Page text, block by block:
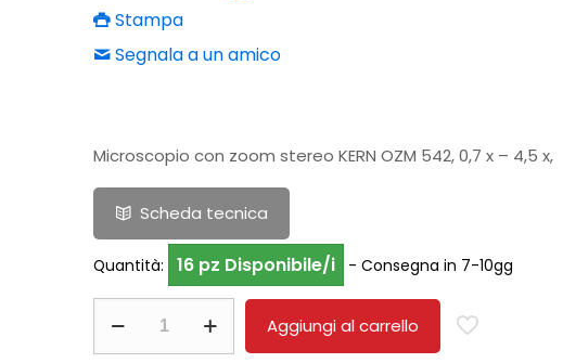
Stampa
Segnala a un amico
Microscopio con zoom stereo KERN OZM 542, 0,7 x – 4,5 x,
Scheda tecnica
Quantità: 16 pz Disponibile/i - Consegna in 7-10gg
Aggiungi al carrello